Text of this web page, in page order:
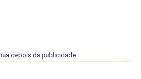
depois da publicidade